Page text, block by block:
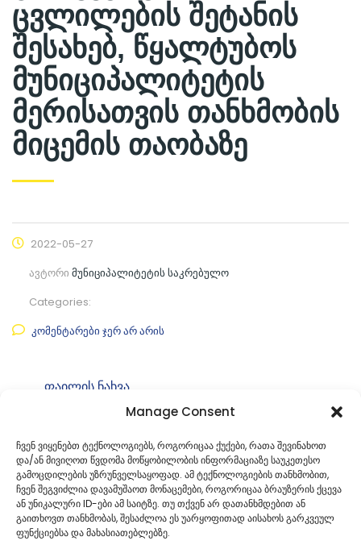
Manage Consent
ჩვენ ვიყენებთ ტექნოლოგიებს, როგორიცაა ქუქები, რათა შევინახოთ
და/ან მივიღოთ წვდომა მოწყობილობის ინფორმაციაზე საუკეთესო
გამოცდილების უზრუნველსაყოფად. ამ ტექნოლოგიების თანხმობით,
ჩვენ შეგვიძლია დავამუშაოთ მონაცემები, როგორიცაა ბრაუზერის ქცევა
ან უნიკალური ID-ები ამ საიტზე. თუ თქვენ არ დათანხმდებით ან
გაითხოვთ თანხმობას, შესაძლოა ეს უარყოფითად აისახოს გარკვეულ
ფუნქციებსა და მახასიათებლებზე.
ცვლილების შეტანის
შესახებ, წყალტუბოს
მუნიციპალიტეტის
მერისათვის თანხმობის
მიცემის თაობაზე
2022-05-27
ავტორი მუნიციპალიტეტის საკრებულო
Categories:
კომენტარები ჯერ არ არის
ფაილის ნახვა
კატეგორიასაკრებულოს განკარგულებები
ID:გ-49.49221473